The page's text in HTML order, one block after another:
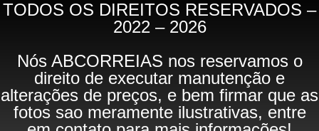
TODOS OS DIREITOS RESERVADOS –
2022 – 2026
Nós ABCORREIAS nos reservamos o
direito de executar manutenção e
alterações de preços, e bem firmar que as
fotos sao meramente ilustrativas, entre